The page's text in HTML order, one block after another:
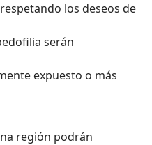
los deseos de
serán
expuesto o más
región podrán